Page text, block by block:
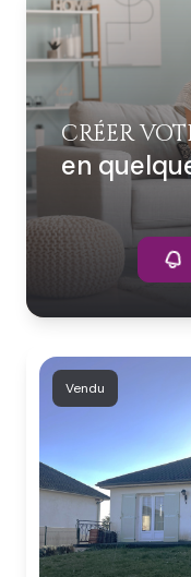
CRÉER
en
Vendu